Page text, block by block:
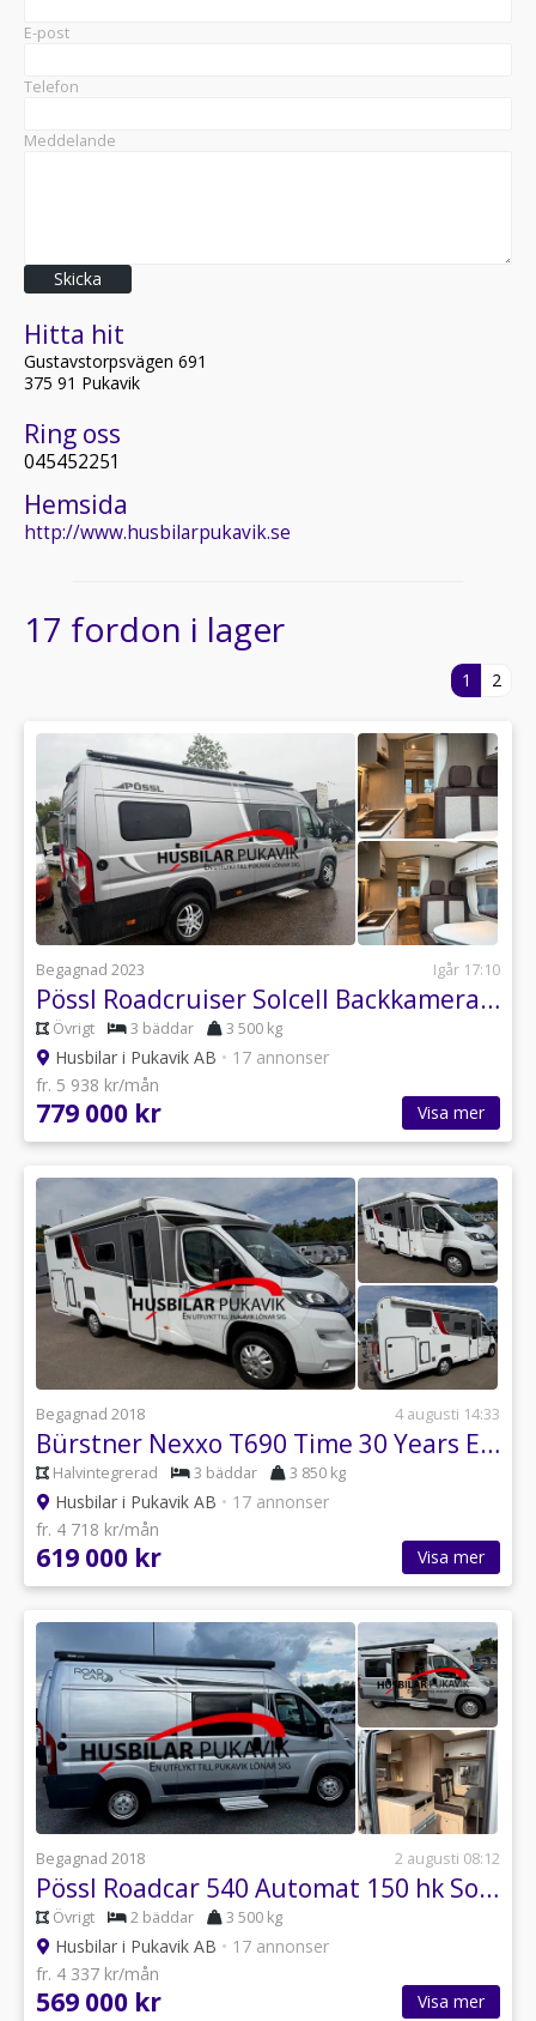
E-post
Telefon
Meddelande
Skicka
Hitta hit
Gustavstorpsvägen 691
375 91 Pukavik
Ring oss
045452251
Hemsida
http://www.husbilarpukavik.se
17 fordon i lager
1 2
Begagnad 2023 Igår 17:10
Pössl Roadcruiser Solcell Backkamera 1500 mil
Övrigt 3 bäddar 3 500 kg
Husbilar i Pukavik AB • 17 annonser
fr. 5 938 kr/mån
779 000 kr Visa mer
Begagnad 2018 4 augusti 14:33
Bürstner Nexxo T690 Time 30 Years Edition Solcell drag
Halvintegrerad 3 bäddar 3 850 kg
Husbilar i Pukavik AB • 17 annonser
fr. 4 718 kr/mån
619 000 kr Visa mer
Begagnad 2018 2 augusti 08:12
Pössl Roadcar 540 Automat 150 hk Solcell Backkamera
Övrigt 2 bäddar 3 500 kg
Husbilar i Pukavik AB • 17 annonser
fr. 4 337 kr/mån
569 000 kr Visa mer